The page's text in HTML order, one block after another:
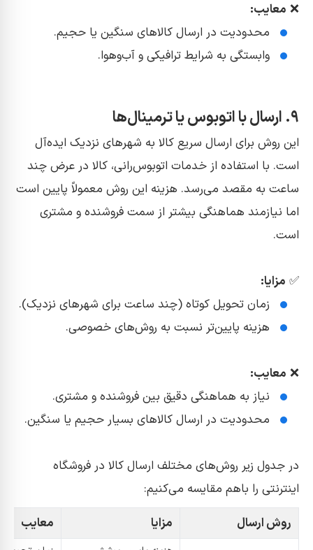
❌ معایب:
محدودیت در ارسال کالاهای سنگین یا حجیم.
وابستگی به شرایط ترافیکی و آب‌وهوا.
۹. ارسال با اتوبوس یا ترمینال‌ها
این روش برای ارسال سریع کالا به شهرهای نزدیک ایده‌آل
است. با استفاده از خدمات اتوبوس‌رانی، کالا در عرض چند
ساعت به مقصد می‌رسد. هزینه این روش معمولاً پایین است
اما نیازمند هماهنگی بیشتر از سمت فروشنده و مشتری
است.
✅ مزایا:
زمان تحویل کوتاه (چند ساعت برای شهرهای نزدیک).
هزینه پایین‌تر نسبت به روش‌های خصوصی.
❌ معایب:
نیاز به هماهنگی دقیق بین فروشنده و مشتری.
محدودیت در ارسال کالاهای بسیار حجیم یا سنگین.
در جدول زیر روش‌های مختلف ارسال کالا در فروشگاه
اینترنتی را باهم مقایسه می‌کنیم:
روش ارسال
مزایا معایب